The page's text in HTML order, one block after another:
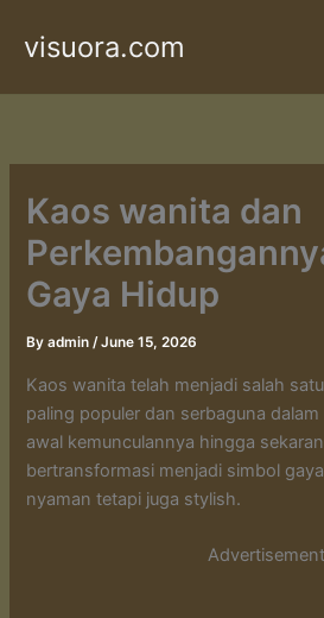
visuora.com
Kaos wanita dan
Gaya Hidup
Byadmin/June 15, 2026
Kaos wanita telah menjadi salah
paling populer dan serbaguna
awal kemunculannya hingga
bertransformasi menjadi simbol
nyaman tetapi juga stylish.
Advertisement